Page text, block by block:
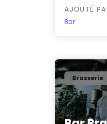
AJOUTÉ
Bar
Brasserie